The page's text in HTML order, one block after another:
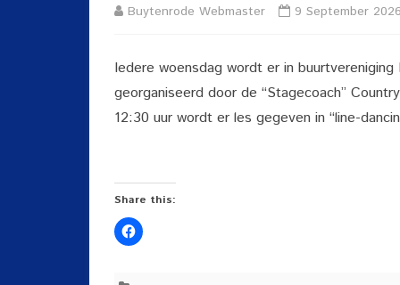
Buytenrode Webmaster 9 September 2026
Iedere woensdag wordt er in
georganiseerd door de “Stagecoach”
12:30 uur wordt er les gegeven in “line-
Share this: